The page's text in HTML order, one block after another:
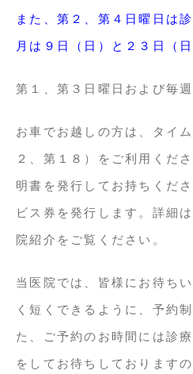
また、第２、第４日曜日は
月は９日（日）と２３日（日
第１、第３日曜日および毎
お車でお越しの方は、タイ
２、第１８）をご利用くだ
明書を発行してお持ちくだ
ビス券を発行します。詳細
院紹介をご覧ください。
当医院では、皆様にお待ち
く短くできるように、予約
た、ご予約のお時間には診
をしてお待ちしております